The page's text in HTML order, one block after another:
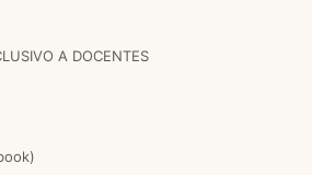
A DOCENTES